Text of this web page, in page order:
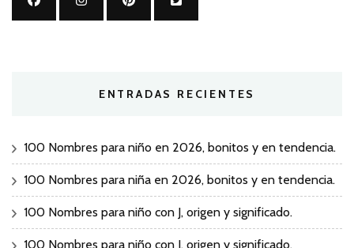
ENTRADAS RECIENTES
100 Nombres para niño en 2026, bonitos y en tendencia.
100 Nombres para niña en 2026, bonitos y en tendencia.
100 Nombres para niño con J, origen y significado.
100 Nombres para niño con I, origen y significado.